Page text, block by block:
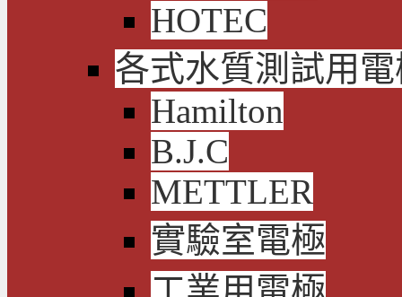
HOTEC
各式水質測試用
Hamilton
B.J.C
METTLER
實驗室電極